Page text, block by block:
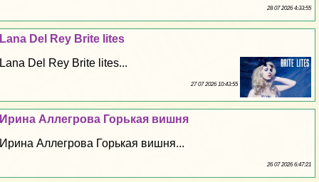
28 07 2026 4:33:55
Lana Del Rey Brite lites
Lana Del Rey Brite lites...
27 07 2026 10:43:55
Ирина Аллегрова Горькая вишня
Ирина Аллегрова Горькая вишня...
26 07 2026 6:47:21